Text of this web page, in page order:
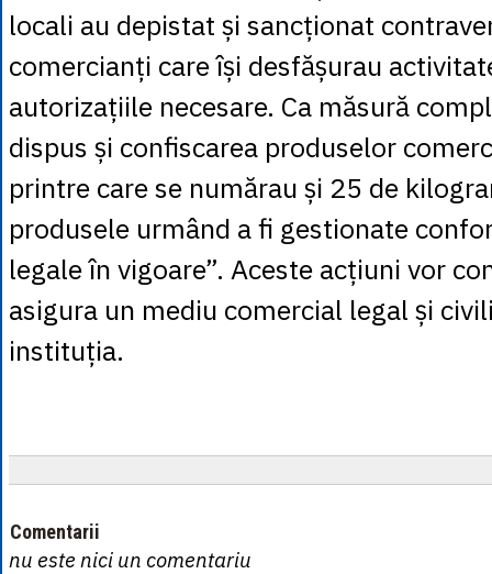
locali au depistat și sancționat
comercianți care își desfășurau
autorizațiile necesare. Ca măsură
dispus și confiscarea produselor
printre care se numărau și 25 de
produsele urmând a fi gestionate
legale în vigoare”. Aceste acțiuni vor
asigura un mediu comercial legal și
instituția.
Comentarii
nu este nici un comentariu